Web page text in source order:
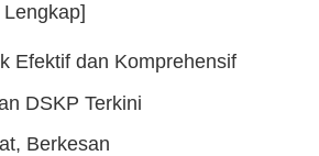
Efektif dan Komprehensif
DSKP Terkini
Berkesan